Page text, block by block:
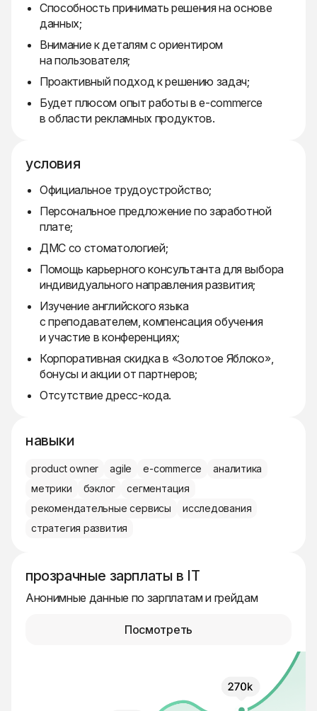
Способность принимать решения на основе
данных;
Внимание к деталям с ориентиром
на пользователя;
Проактивный подход к решению задач;
Будет плюсом опыт работы в e-commerce
в области рекламных продуктов.
условия
Официальное трудоустройство;
Персональное предложение по заработной
плате;
ДМС со стоматологией;
Помощь карьерного консультанта для выбора
индивидуального направления развития;
Изучение английского языка
с преподавателем, компенсация обучения
и участие в конференциях;
Корпоративная скидка в «Золотое Яблоко»,
бонусы и акции от партнеров;
Отсутствие дресс-кода.
навыки
product owner agile e-commerce
аналитика
метрики
бэклог
сегментация
рекомендательные сервисы
исследования
стратегия развития
прозрачные зарплаты в IT
Анонимные данные по зарплатам и грейдам
Посмотреть